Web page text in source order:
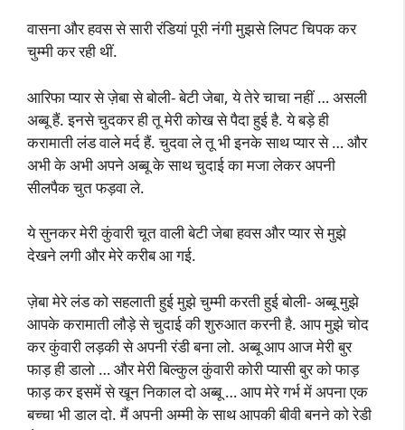
वासना और हवस से सारी रंडियां पूरी नंगी मुझसे लिपट चिपक कर
चुम्मी कर रही थीं.
आरिफा प्यार से ज़ेबा से बोली- बेटी जेबा, ये तेरे चाचा नहीं … असली
अब्बू हैं. इनसे चुदकर ही तू मेरी कोख से पैदा हुई है. ये बड़े ही
करामाती लंड वाले मर्द हैं. चुदवा ले तू भी इनके साथ प्यार से … और
अभी के अभी अपने अब्बू के साथ चुदाई का मजा लेकर अपनी
सीलपैक चुत फड़वा ले.
ये सुनकर मेरी कुंवारी चूत वाली बेटी जेबा हवस और प्यार से मुझे
देखने लगी और मेरे करीब आ गई.
ज़ेबा मेरे लंड को सहलाती हुई मुझे चुम्मी करती हुई बोली- अब्बू मुझे
आपके करामाती लौड़े से चुदाई की शुरुआत करनी है. आप मुझे चोद
कर कुंवारी लड़की से अपनी रंडी बना लो. अब्बू आप आज मेरी बुर
फाड़ ही डालो … और मेरी बिल्कुल कुंवारी कोरी प्यासी बुर को फाड़
फाड़ कर इसमें से खून निकाल दो अब्बू … आप मेरे गर्भ में अपना एक
बच्चा भी डाल दो. मैं अपनी अम्मी के साथ आपकी बीवी बनने को रेडी